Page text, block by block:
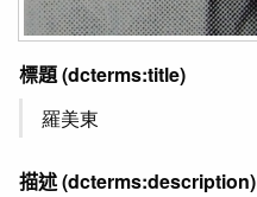
標題(dcterms:title)
羅美東
描述(dcterms:description)